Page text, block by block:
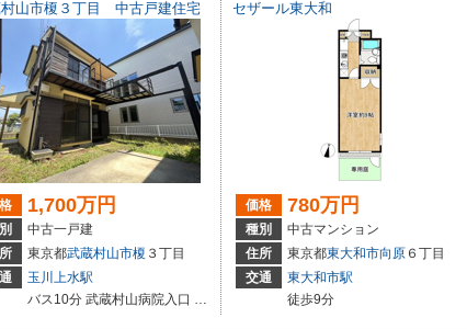
山市榎３丁目 中古戸建住宅
1,700万円
中古一戸建
東京都武蔵村山市榎 ３丁目
玉川上水駅
バス10分 武蔵村山病院入口 停歩7分
セザール東大和
価格 780万円
種別
中古マンション
住所
東京都東大和市向原 ６丁目
交通
東大和市駅
徒歩9分